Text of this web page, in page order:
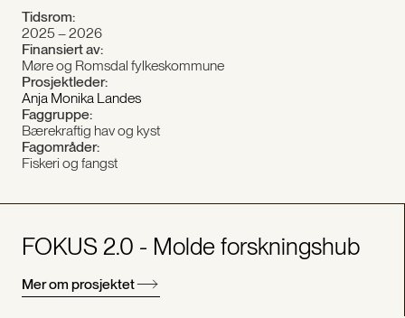
Tidsrom:
2025 – 2026
Finansiert av:
Møre og Romsdal fylkeskommune
Prosjektleder:
Anja Monika Landes
Faggruppe:
Bærekraftig hav og kyst
Fagområder:
Fiskeri og fangst
FOKUS 2.0 - Molde forskningshub
Mer om prosjektet